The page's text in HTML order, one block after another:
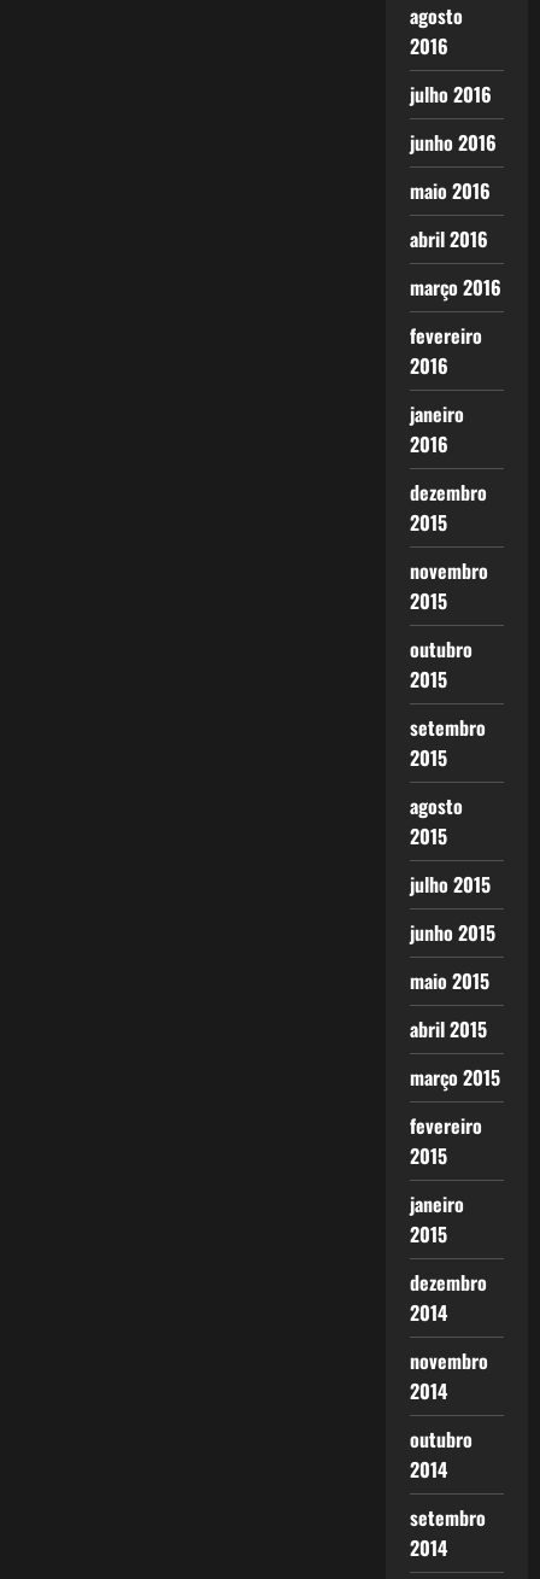
agosto
2016
julho 2016
junho 2016
maio 2016
abril 2016
março 2016
fevereiro
2016
janeiro
2016
dezembro
2015
novembro
2015
outubro
2015
setembro
2015
agosto
2015
julho 2015
junho 2015
maio 2015
abril 2015
março 2015
fevereiro
2015
janeiro
2015
dezembro
2014
novembro
2014
outubro
2014
setembro
2014